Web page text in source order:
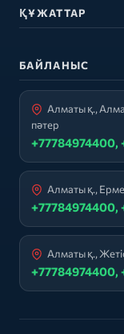
ҚҰЖАТТАР
БАЙЛАНЫС
Алматы қ.,
пәтер
+77784974400,
Алматы қ.,
+77784974400,
Алматы қ.,
+77784974400,